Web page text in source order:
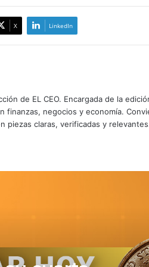
X LinkedIn
de EL CEO. Encargada de la
finanzas, negocios y economía.
piezas claras, verificadas y